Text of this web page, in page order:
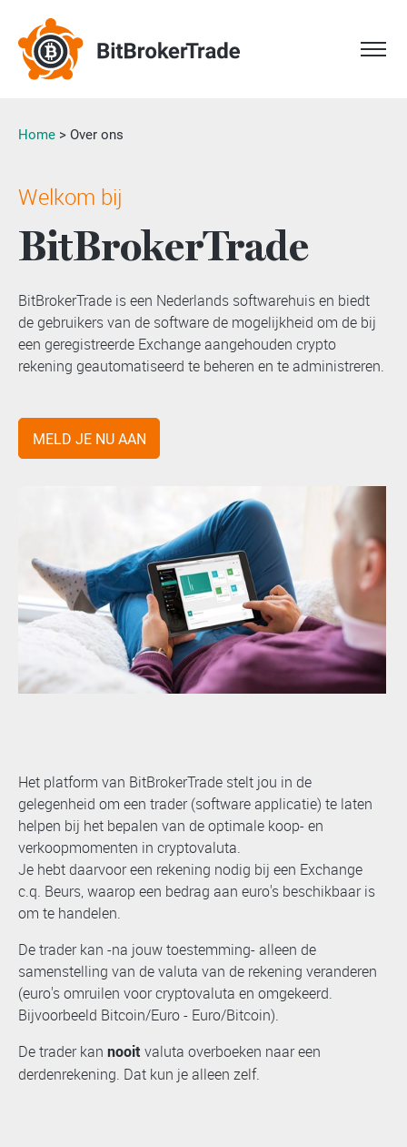
Home > Over ons
Welkom bij
BitBrokerTrade
BitBrokerTrade is een Nederlands softwarehuis en biedt
de gebruikers van de software de mogelijkheid om de bij
een geregistreerde Exchange aangehouden crypto
rekening geautomatiseerd te beheren en te administreren.
MELD JE NU AAN
Het platform van BitBrokerTrade stelt jou in de
gelegenheid om een trader (software applicatie) te laten
helpen bij het bepalen van de optimale koop- en
verkoopmomenten in cryptovaluta.
Je hebt daarvoor een rekening nodig bij een Exchange
c.q. Beurs, waarop een bedrag aan euro's beschikbaar is
om te handelen.
De trader kan -na jouw toestemming- alleen de
samenstelling van de valuta van de rekening veranderen
(euro's omruilen voor cryptovaluta en omgekeerd.
Bijvoorbeeld Bitcoin/Euro - Euro/Bitcoin).
De trader kan nooit valuta overboeken naar een
derdenrekening. Dat kun je alleen zelf.